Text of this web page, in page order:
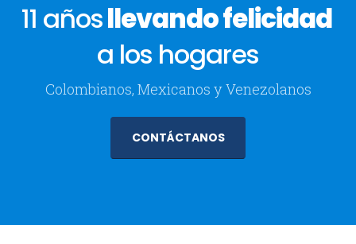
11 añosllevando felicidad
a los hogares
Colombianos, Mexicanos y Venezolanos
CONTÁCTANOS